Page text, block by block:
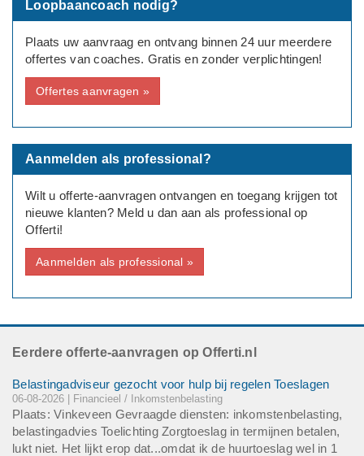
Loopbaancoach nodig?
Plaats uw aanvraag en ontvang binnen 24 uur meerdere
offertes van coaches. Gratis en zonder verplichtingen!
Offertes aanvragen »
Aanmelden als professional?
Wilt u offerte-aanvragen ontvangen en toegang krijgen tot
nieuwe klanten? Meld u dan aan als professional op
Offerti!
Aanmelden als professional »
Eerdere offerte-aanvragen op Offerti.nl
Belastingadviseur gezocht voor hulp bij regelen Toeslagen
06-08-2026 | Financieel / Inkomstenbelasting
Plaats: Vinkeveen Gevraagde diensten: inkomstenbelasting,
belastingadvies Toelichting Zorgtoeslag in termijnen betalen,
lukt niet. Het lijkt erop dat...omdat ik de huurtoeslag wel in 1